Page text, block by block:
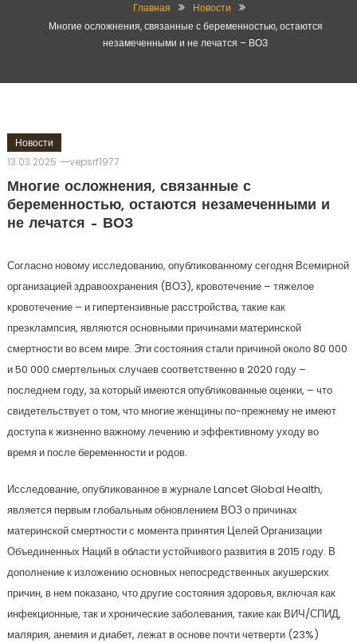
Главная
Новости
Многие осложнения, связанные с беременностью, остаются
незамеченными и не лечатся – ВОЗ
Новости
13.03.2025
vepsrf1977
Многие осложнения, связанные с
беременностью, остаются незамеченными и
не лечатся – ВОЗ
Согласно новому исследованию, опубликованному сегодня Всемирной
организацией здравоохранения (ВОЗ), кровотечение – тяжелое
кровотечение – и гипертензивные расстройства, такие как
преэклампсия, являются основными причинами материнской
смертности во всем мире. Эти состояния стали причиной около 80 000
и 50 000 смертельных случаев соответственно в 2020 году –
последнем году, за который имеются опубликованные оценки, – что
свидетельствует о том, что многие женщины по-прежнему не имеют
доступа к жизненно важному лечению и эффективному уходу во
время и после беременности и родов.
Исследование, опубликованное в журнале Lancet Global Health,
является первым глобальным обновлением ВОЗ о причинах
материнской смертности с момента принятия Целей Организации
Объединенных Наций в области устойчивого развития в 2015 году. В
дополнение к изложению основных непосредственных акушерских
причин, в нем показано, что другие состояния здоровья, включая как
инфекционные, так и хронические заболевания, такие как ВИЧ/СПИД,
малярия, анемия и диабет, лежат в основе почти четверти (23%)